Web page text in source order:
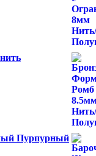
Пурпурный